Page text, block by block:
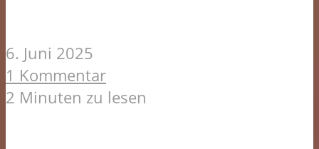
6. Juni 2025
1 Kommentar
2 Minuten zu lesen